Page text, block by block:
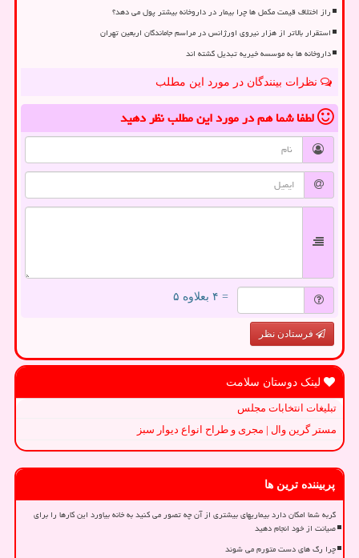
راز اختلاف قیمت مکمل ها چرا بیمار در داروخانه بیشتر پول می دهد؟
استقرار بالاتر از هزار نیروی اورژانس در مراسم جاماندگان اربعین تهران
داروخانه ها به موسسه خیریه تبدیل گشته اند
نظرات بینندگان در مورد این مطلب
لطفا شما همدر مورد این مطلبنظر دهید
= ۴ بعلاوه ۵
فرستادن نظر
لینک دوستان سلامت
تبلیغات انتخابات مجلس
مستر گرین وال | مجری و طراح انواع دیوار سبز
پربیننده ترین ها
گربه شما امکان دارد بیماریهای بیشتری از آن چه تصور می کنید به خانه بیاورد این کارها را برای
صیانت از خود انجام دهید
چرا رگ های دست متورم می شوند